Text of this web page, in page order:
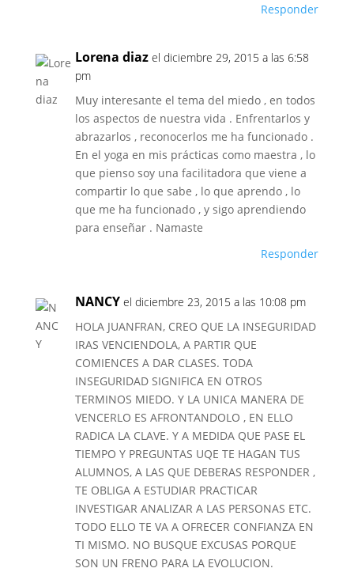
Responder
Lorena diaz el diciembre 29, 2015 a las 6:58
pm
Muy interesante el tema del miedo , en todos
los aspectos de nuestra vida . Enfrentarlos y
abrazarlos , reconocerlos me ha funcionado .
En el yoga en mis prácticas como maestra , lo
que pienso soy una facilitadora que viene a
compartir lo que sabe , lo que aprendo , lo
que me ha funcionado , y sigo aprendiendo
para enseñar . Namaste
Responder
NANCY el diciembre 23, 2015 a las 10:08 pm
HOLA JUANFRAN, CREO QUE LA INSEGURIDAD
IRAS VENCIENDOLA, A PARTIR QUE
COMIENCES A DAR CLASES. TODA
INSEGURIDAD SIGNIFICA EN OTROS
TERMINOS MIEDO. Y LA UNICA MANERA DE
VENCERLO ES AFRONTANDOLO , EN ELLO
RADICA LA CLAVE. Y A MEDIDA QUE PASE EL
TIEMPO Y PREGUNTAS UQE TE HAGAN TUS
ALUMNOS, A LAS QUE DEBERAS RESPONDER ,
TE OBLIGA A ESTUDIAR PRACTICAR
INVESTIGAR ANALIZAR A LAS PERSONAS ETC.
TODO ELLO TE VA A OFRECER CONFIANZA EN
TI MISMO. NO BUSQUE EXCUSAS PORQUE
SON UN FRENO PARA LA EVOLUCION.